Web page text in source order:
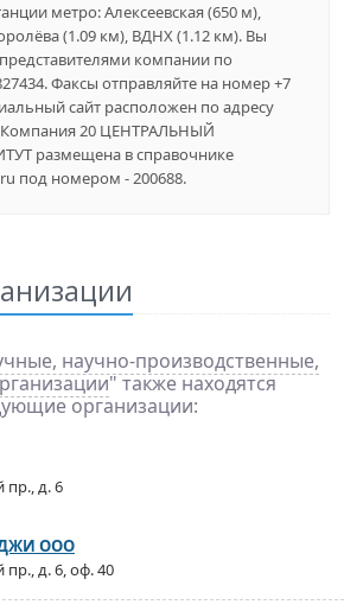
метро: Алексеевская (650 м),
(1.09 км), ВДНХ (1.12 км). Вы
компании по
Факсы отправляйте на номер +7
сайт расположен по адресу
Компания 20 ЦЕНТРАЛЬНЫЙ
размещена в справочнике
под номером - 200688.
научно-производственные,
" также находятся
организации:
пр., д. 6
ООО
пр., д. 6, оф. 40